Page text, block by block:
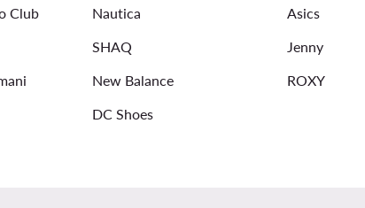
Club Nautica Asics
SHAQ Jenny
New Balance ROXY
DC Shoes